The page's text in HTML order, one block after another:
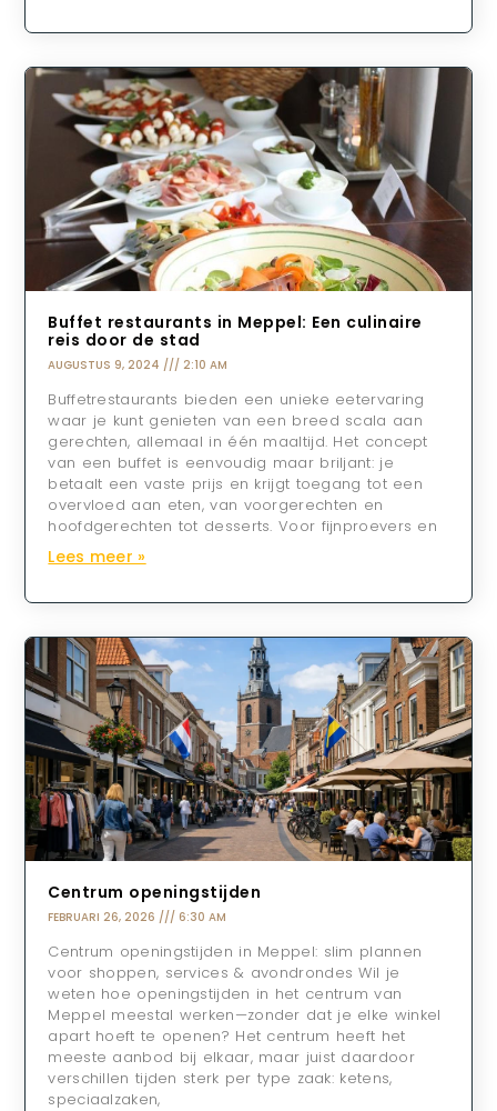
Buffet restaurants in Meppel: Een culinaire
reis door de stad
AUGUSTUS 9, 2024 2:10 AM
Buffetrestaurants bieden een unieke eetervaring
waar je kunt genieten van een breed scala aan
gerechten, allemaal in één maaltijd. Het concept
van een buffet is eenvoudig maar briljant: je
betaalt een vaste prijs en krijgt toegang tot een
overvloed aan eten, van voorgerechten en
hoofdgerechten tot desserts. Voor fijnproevers en
Lees meer »
Centrum openingstijden
FEBRUARI 26, 2026 6:30 AM
Centrum openingstijden in Meppel: slim plannen
voor shoppen, services & avondrondes Wil je
weten hoe openingstijden in het centrum van
Meppel meestal werken—zonder dat je elke winkel
apart hoeft te openen? Het centrum heeft het
meeste aanbod bij elkaar, maar juist daardoor
verschillen tijden sterk per type zaak: ketens,
speciaalzaken,